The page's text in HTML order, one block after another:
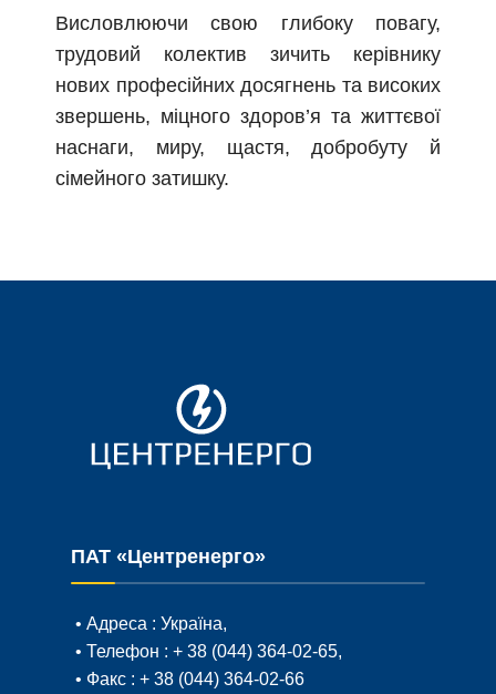
Висловлюючи свою глибоку повагу,
трудовий колектив зичить керівнику
нових професійних досягнень та високих
звершень, міцного здоров’я та життєвої
наснаги, миру, щастя, добробуту й
сімейного затишку.
ПАТ «Центренерго»
• Адреса : Україна,
• Телефон : + 38 (044) 364-02-65,
• Факс : + 38 (044) 364-02-66